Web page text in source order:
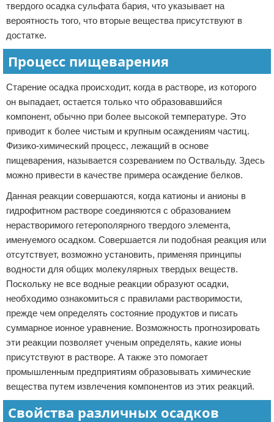
твердого осадка сульфата бария, что указывает на
вероятность того, что вторые вещества присутствуют в
достатке.
Процесс пищеварения
Старение осадка происходит, когда в растворе, из которого
он выпадает, остается только что образовавшийся
компонент, обычно при более высокой температуре. Это
приводит к более чистым и крупным осаждениям частиц.
Физико-химический процесс, лежащий в основе
пищеварения, называется созреванием по Оствальду. Здесь
можно привести в качестве примера осаждение белков.
Данная реакции совершаются, когда катионы и анионы в
гидрофитном растворе соединяются с образованием
нерастворимого гетерополярного твердого элемента,
именуемого осадком. Совершается ли подобная реакция или
отсутствует, возможно установить, применяя принципы
водности для общих молекулярных твердых веществ.
Поскольку не все водные реакции образуют осадки,
необходимо ознакомиться с правилами растворимости,
прежде чем определять состояние продуктов и писать
суммарное ионное уравнение. Возможность прогнозировать
эти реакции позволяет ученым определять, какие ионы
присутствуют в растворе. А также это помогает
промышленным предприятиям образовывать химические
вещества путем извлечения компонентов из этих реакций.
Свойства различных осадков